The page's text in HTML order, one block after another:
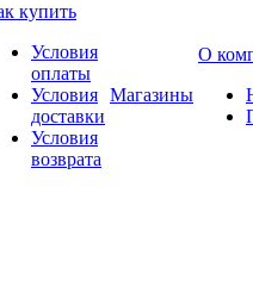
купить
Условия
оплаты
Условия
доставки
Условия
возврата
Магазины
О